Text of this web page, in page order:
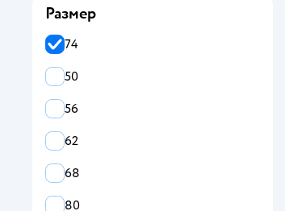
Свитшоты
Толстовки
Футболки
Худи
Шорты
Комбинезоны утепленные
Распашонки
Размер
74
50
56
62
68
80